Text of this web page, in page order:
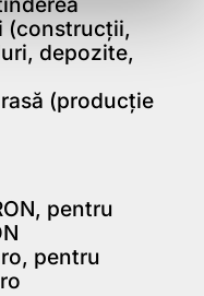
(construcții,
depozite,
(producție
pentru
pentru